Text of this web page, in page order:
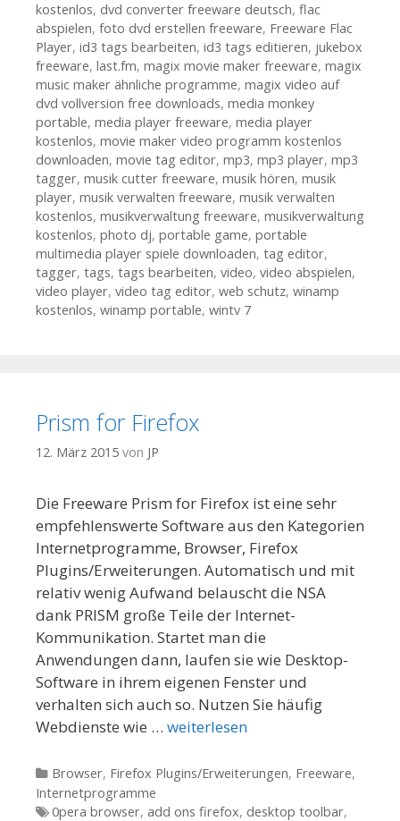
kostenlos, dvd converter freeware deutsch, flac
abspielen, foto dvd erstellen freeware, Freeware Flac
Player, id3 tags bearbeiten, id3 tags editieren, jukebox
freeware, last.fm, magix movie maker freeware, magix
music maker ähnliche programme, magix video auf
dvd vollversion free downloads, media monkey
portable, media player freeware, media player
kostenlos, movie maker video programm kostenlos
downloaden, movie tag editor, mp3, mp3 player, mp3
tagger, musik cutter freeware, musik hören, musik
player, musik verwalten freeware, musik verwalten
kostenlos, musikverwaltung freeware, musikverwaltung
kostenlos, photo dj, portable game, portable
multimedia player spiele downloaden, tag editor,
tagger, tags, tags bearbeiten, video, video abspielen,
video player, video tag editor, web schutz, winamp
kostenlos, winamp portable, wintv 7
Prism for Firefox
12. März 2015 von JP
Die Freeware Prism for Firefox ist eine sehr
empfehlenswerte Software aus den Kategorien
Internetprogramme, Browser, Firefox
Plugins/Erweiterungen. Automatisch und mit
relativ wenig Aufwand belauscht die NSA
dank PRISM große Teile der Internet-
Kommunikation. Startet man die
Anwendungen dann, laufen sie wie Desktop-
Software in ihrem eigenen Fenster und
verhalten sich auch so. Nutzen Sie häufig
Webdienste wie … weiterlesen
Kategorien
Browser, Firefox Plugins/Erweiterungen, Freeware,
Internetprogramme
Tags
0pera browser, add ons firefox, desktop toolbar,